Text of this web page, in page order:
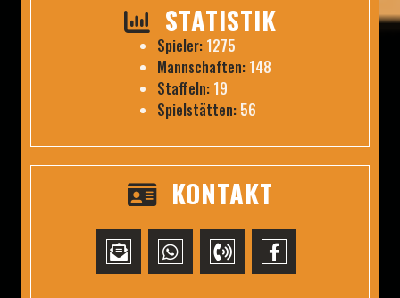
STATISTIK
Spieler: 1275
Mannschaften: 148
Staffeln: 19
Spielstätten: 56
KONTAKT